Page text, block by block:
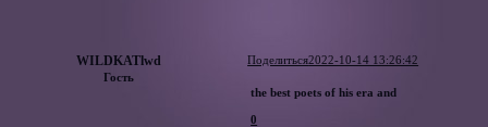
Поделиться2022-10-14 13:26:42
WILDKATlwd
Гость
the best poets of his era and
0